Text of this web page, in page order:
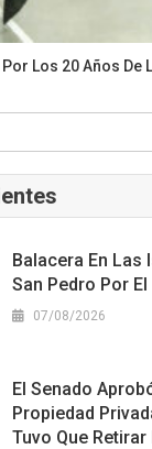
Los 20 Años De
Balacera En Las
San Pedro Por
07/08/2026
El Senado
Propiedad
Tuvo Que